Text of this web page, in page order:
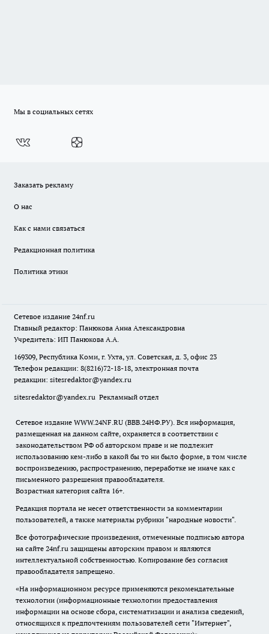
Мы в социальных сетях
Заказать рекламу
О нас
Как с нами связаться
Редакционная политика
Политика этики
Сетевое издание 24nf.ru
Главный редактор: Панюкова Анна Александровна
Учредитель: ИП Панюкова А.А.
169309, Республика Коми, г. Ухта, ул. Советская, д. 3, офис 23
Телефон редакции: 8(8216)72-18-18, электронная почта
редакции: sitesredaktor@yandex.ru
sitesredaktor@yandex.ru Рекламный отдел
Сетевое издание WWW.24NF.RU (ВВВ.24НФ.РУ). Вся информация,
размещенная на данном сайте, охраняется в соответствии с
законодательством РФ об авторском праве и не подлежит
использованию кем-либо в какой бы то ни было форме, в том числе
воспроизведению, распространению, переработке не иначе как с
письменного разрешения правообладателя.
Возрастная категория сайта 16+.
Редакция портала не несет ответственности за комментарии
пользователей, а также материалы рубрики "народные новости".
Все фотографические произведения, отмеченные подписью автора
на сайте 24nf.ru защищены авторским правом и являются
интеллектуальной собственностью. Копирование без согласия
правообладателя запрещено.
«На информационном ресурсе применяются рекомендательные
технологии (информационные технологии предоставления
информации на основе сбора, систематизации и анализа сведений,
относящихся к предпочтениям пользователей сети "Интернет",